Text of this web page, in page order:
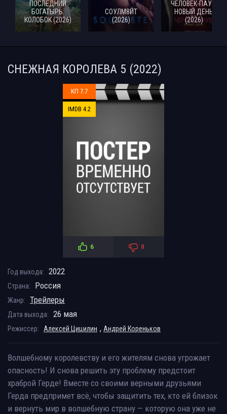
ПОСЛЕДНИЙ
БОГАТЫРЬ.
КОЛОБОК (2026)
СОУЛМ8ЙТ
(2026)
ЧЕЛОВЕК-ПАУК:
НОВЫЙ ДЕНЬ
(2026)
СНЕЖНАЯ КОРОЛЕВА 5 (2022)
КП 7.7
IMDB 4.2
6 0
Год выхода: 2022
Страна: Россия
Жанр: Трейлеры
Дата выхода: 26 мая
Режиссер: Алексей Цицилин , Андрей Кореньков
Волшебному королевству и его жителям снова угрожает
опасность! И снова решить эту проблему предстоит
храброй Герде! Вместе со своими верными друзьями
Герда предпримет всё, чтобы защитить тех, кто ей близок
и вернуть мир в волшебную страну — которую она уже не